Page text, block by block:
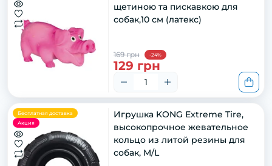
щетиною та пискавкою для
собак,10 см (латекс)
169 грн -24%
129 грн
Бесплатная доставка
Акция
Игрушка KONG Extreme Tire,
высокопрочное жевательное
кольцо из литой резины для
собак, M/L